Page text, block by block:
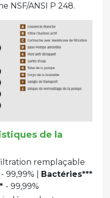
NSF/ANSI P 248.
de la
remplaçable
- 99,99% |
Bactéries***
- 99,99%